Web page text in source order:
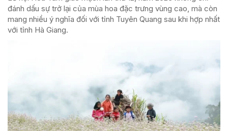
đánh dấu sự trở lại của mùa hoa đặc trưng vùng cao, mà còn
mang nhiều ý nghĩa đối với tỉnh Tuyên Quang sau khi hợp nhất
với tỉnh Hà Giang.